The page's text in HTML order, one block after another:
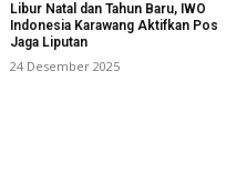
Libur Natal dan Tahun Baru, IWO
Indonesia Karawang Aktifkan Pos
Jaga Liputan
24 Desember 2025